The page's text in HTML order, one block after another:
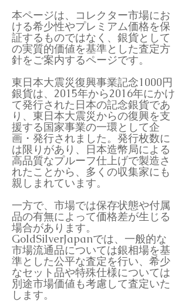
本ページは、コレクター市場にお
ける希少性やプレミアム価格を保
証するものではなく、銀貨として
の実質的価値を基準とした査定方
針をご案内するページです。
東日本大震災復興事業記念1000円
銀貨は、2015年から2016年にかけ
て発行された日本の記念銀貨であ
り、東日本大震災からの復興を支
援する国家事業の一環として企
画・発行されました。発行枚数に
は限りがあり、日本造幣局による
高品質なプルーフ仕上げで製造さ
れたことから、多くの収集家にも
親しまれています。
一方で、市場では保存状態や付属
品の有無によって価格差が生じる
場合があります。
GoldSilverJapanでは、一般的な
市場流通品については銀相場を基
準とした公平な査定を行い、希少
なセット品や特殊仕様については
別途市場価値も考慮して査定いた
します。